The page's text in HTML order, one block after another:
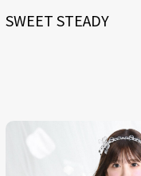
SWEET STEADY